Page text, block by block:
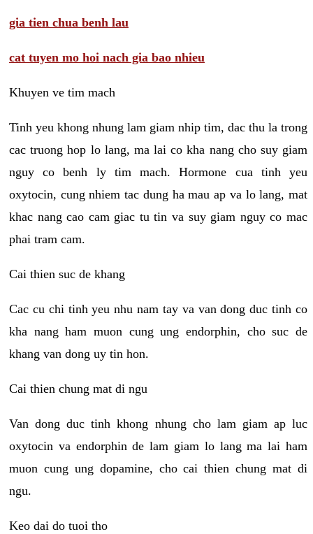
gia tien chua benh lau
cat tuyen mo hoi nach gia bao nhieu
Khuyen ve tim mach
Tinh yeu khong nhung lam giam nhip tim, dac thu la trong
cac truong hop lo lang, ma lai co kha nang cho suy giam
nguy co benh ly tim mach. Hormone cua tinh yeu
oxytocin, cung nhiem tac dung ha mau ap va lo lang, mat
khac nang cao cam giac tu tin va suy giam nguy co mac
phai tram cam.
Cai thien suc de khang
Cac cu chi tinh yeu nhu nam tay va van dong duc tinh co
kha nang ham muon cung ung endorphin, cho suc de
khang van dong uy tin hon.
Cai thien chung mat di ngu
Van dong duc tinh khong nhung cho lam giam ap luc
oxytocin va endorphin de lam giam lo lang ma lai ham
muon cung ung dopamine, cho cai thien chung mat di
ngu.
Keo dai do tuoi tho